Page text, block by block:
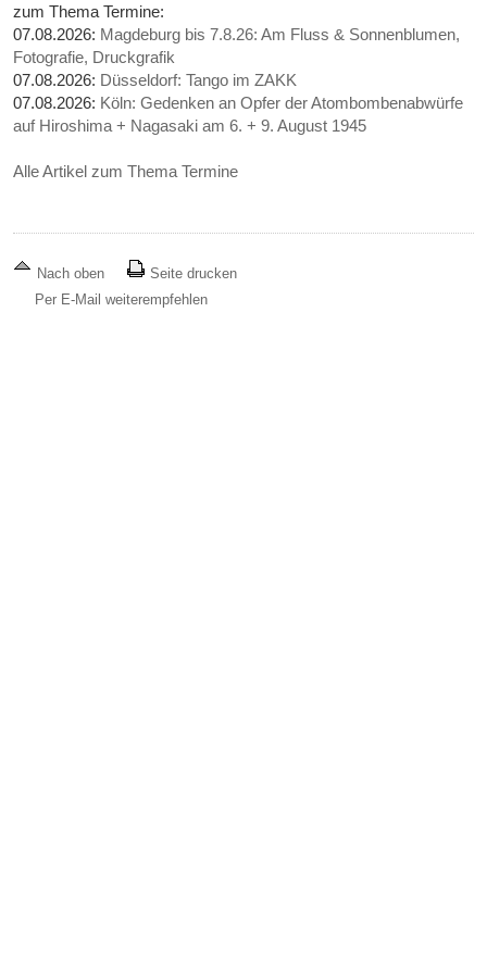
zum Thema Termine:
07.08.2026: Magdeburg bis 7.8.26: Am Fluss & Sonnenblumen,
Fotografie, Druckgrafik
07.08.2026: Düsseldorf: Tango im ZAKK
07.08.2026: Köln: Gedenken an Opfer der Atombombenabwürfe
auf Hiroshima + Nagasaki am 6. + 9. August 1945
Alle Artikel zum Thema Termine
Nach oben
Seite drucken
Per E-Mail weiterempfehlen